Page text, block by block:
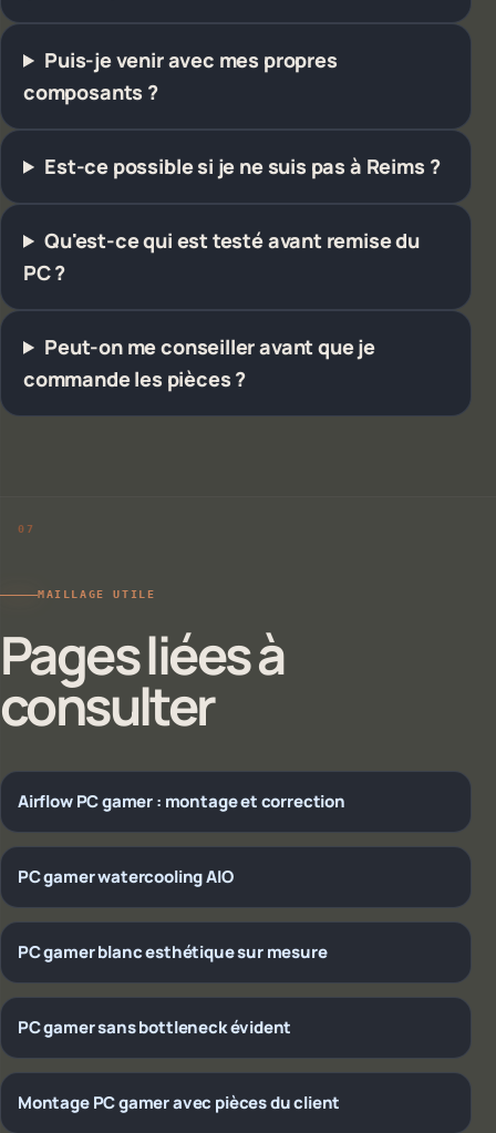
Puis-je venir avec mes propres
composants ?
Est-ce possible si je ne suis pas à Reims ?
Qu'est-ce qui est testé avant remise du
PC ?
Peut-on me conseiller avant que je
commande les pièces ?
MAILLAGE UTILE
Pages liées à
consulter
Airflow PC gamer : montage et correction
PC gamer watercooling AIO
PC gamer blanc esthétique sur mesure
PC gamer sans bottleneck évident
Montage PC gamer avec pièces du client